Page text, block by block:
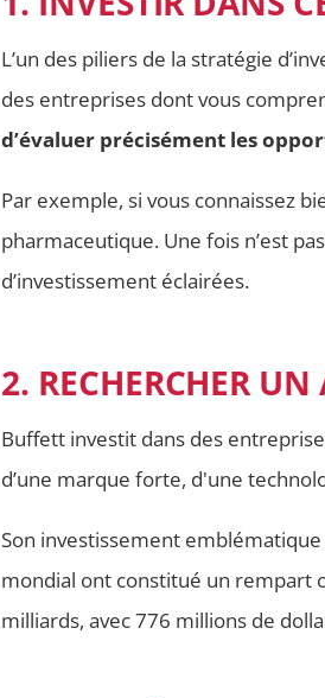
L’un des piliers de la stratégie
des entreprises dont vous
d’évaluer précisément les
Par exemple, si vous connaissez
pharmaceutique. Une fois n’est
d’investissement éclairées.
2. RECHERCHER
Buffett investit dans des
d’une marque forte, d'une
Son investissement
mondial ont constitué un rempart
milliards, avec 776 millions de